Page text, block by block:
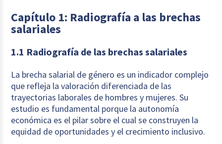
Capítulo 1: Radiografía a las brechas
salariales
1.1 Radiografía de las brechas salariales
La brecha salarial de género es un indicador complejo
que refleja la valoración diferenciada de las
trayectorias laborales de hombres y mujeres. Su
estudio es fundamental porque la autonomía
económica es el pilar sobre el cual se construyen la
equidad de oportunidades y el crecimiento inclusivo.